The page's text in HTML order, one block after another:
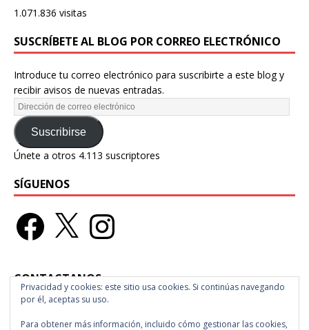
1.071.836 visitas
SUSCRÍBETE AL BLOG POR CORREO ELECTRÓNICO
Introduce tu correo electrónico para suscribirte a este blog y
recibir avisos de nuevas entradas.
Suscribirse
Únete a otros 4.113 suscriptores
SÍGUENOS
CONTACTANOS
raspberrymagazine@gmail.com
Privacidad y cookies: este sitio usa cookies. Si continúas navegando
por él, aceptas su uso.
Para obtener más información, incluido cómo gestionar las cookies,